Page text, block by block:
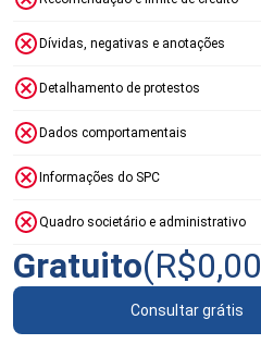
Dívidas, negativas e anotações
Detalhamento de protestos
Dados comportamentais
Informações do SPC
Quadro societário e administrativo
Gratuito(R$0,00
Consultar grátis